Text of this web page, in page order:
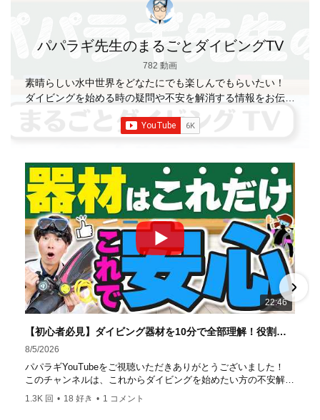
パパラギ先生のまるごとダイビングTV
782 動画
素晴らしい水中世界をどなたにでも楽しんでもらいたい！
ダイビングを始める時の疑問や不安を解消する情報をお伝え
業の国内最大規模のスキューバダイビングスクール。 PADI
の初心者ダイビングライセンス認定実績。 常駐のプロイン
ストラクターは40名ほど。 【初心者からプロレベルま
で！】 年間ファンダイブ開催数は1,000本を超え、初心者の
方でも安心して潜れるような初心者向けツアーを毎週開催
中！ 2021年マリンダイビング大賞
「講習が上手なダ
イビングスクール」部門
「教え方がうまいインストラク
ター」部門
「国内ダイビングサービス伊豆半島エリア」
部門
「国内ダイビングガイド伊豆半島エリア」部門 4冠
達成！ ――――――――――――――――― パパラギダイ
ビングスクール 本店 神奈川県 藤沢市 南藤沢10-4
はコチラ
https://www.papalagi.co.jp/staticpages/index.php/work
22:46
【初心者必見】ダイビング器材を10分で全部理解！役割・使い方をやさしく解説
8/5/2026
パパラギYouTubeをご視聴いただきありがとうございました！
このチャンネルは、これからダイビングを始めたい方の不安解消
や悩みごとを解消するためのチャンネルです
ひとりでも多くの方に、素敵なダイビングライフを送っていただ
1.3K 回 • 18 好き • 1 コメント